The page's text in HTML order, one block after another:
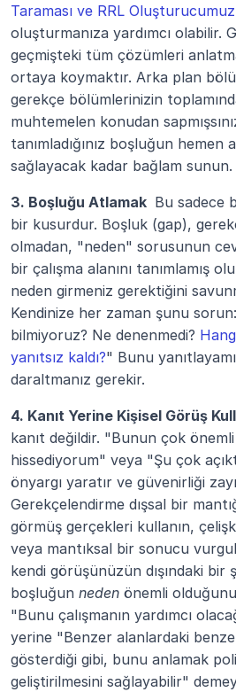
Taraması ve RRL Oluşturucumuz
oluşturmanıza yardımcı olabilir.
geçmişteki tüm çözümleri
ortaya koymaktır. Arka plan
gerekçe bölümlerinizin
muhtemelen konudan
tanımladığınız boşluğun hemen
sağlayacak kadar bağlam sunun.
3. Boşluğu Atlamak Bu sadece
bir kusurdur. Boşluk (gap),
olmadan, "neden" sorusunun
bir çalışma alanını tanımlamış
neden girmeniz gerektiğini
Kendinize her zaman şunu
bilmiyoruz? Ne denenmedi?
yanıtsız kaldı?" Bunu
daraltmanız gerekir.
4. Kanıt Yerine Kişisel Görüş
kanıt değildir. "Bunun çok
hissediyorum" veya "Şu çok
önyargı yaratır ve güvenirliği
Gerekçelendirme dışsal bir
görmüş gerçekleri kullanın,
veya mantıksal bir sonucu
kendi görüşünüzün dışındaki bir
boşluğun neden önemli
"Bunu çalışmanın yardımcı
yerine "Benzer alanlardaki
gösterdiği gibi, bunu anlamak
geliştirilmesini sağlayabilir"